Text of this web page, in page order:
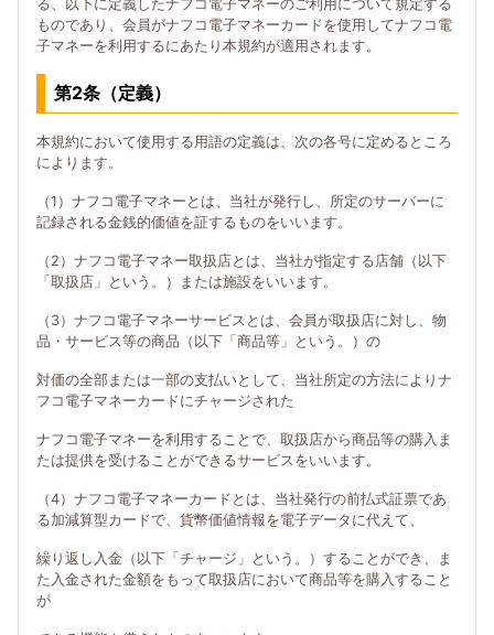
る、以下に定義したナフコ電子マネーのご利用について規定する
ものであり、会員がナフコ電子マネーカードを使用してナフコ電
子マネーを利用するにあたり本規約が適用されます。
第2条（定義）
本規約において使用する用語の定義は、次の各号に定めるところ
によります。
（1）ナフコ電子マネーとは、当社が発行し、所定のサーバーに
記録される金銭的価値を証するものをいいます。
（2）ナフコ電子マネー取扱店とは、当社が指定する店舗（以下
「取扱店」という。）または施設をいいます。
（3）ナフコ電子マネーサービスとは、会員が取扱店に対し、物
品・サービス等の商品（以下「商品等」という。）の
対価の全部または一部の支払いとして、当社所定の方法によりナ
フコ電子マネーカードにチャージされた
ナフコ電子マネーを利用することで、取扱店から商品等の購入ま
たは提供を受けることができるサービスをいいます。
（4）ナフコ電子マネーカードとは、当社発行の前払式証票であ
る加減算型カードで、貨幣価値情報を電子データに代えて、
繰り返し入金（以下「チャージ」という。）することができ、ま
た入金された金額をもって取扱店において商品等を購入すること
が